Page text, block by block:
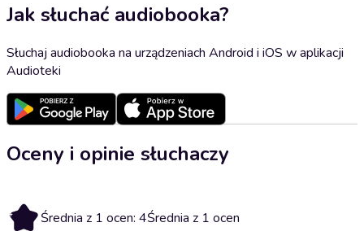
Jak słuchać audiobooka?
Słuchaj audiobooka na urządzeniach Android i iOS w aplikacji
Audioteki
Oceny i opinie słuchaczy
4 Średnia z 1 ocen: 4Średnia z 1 ocen